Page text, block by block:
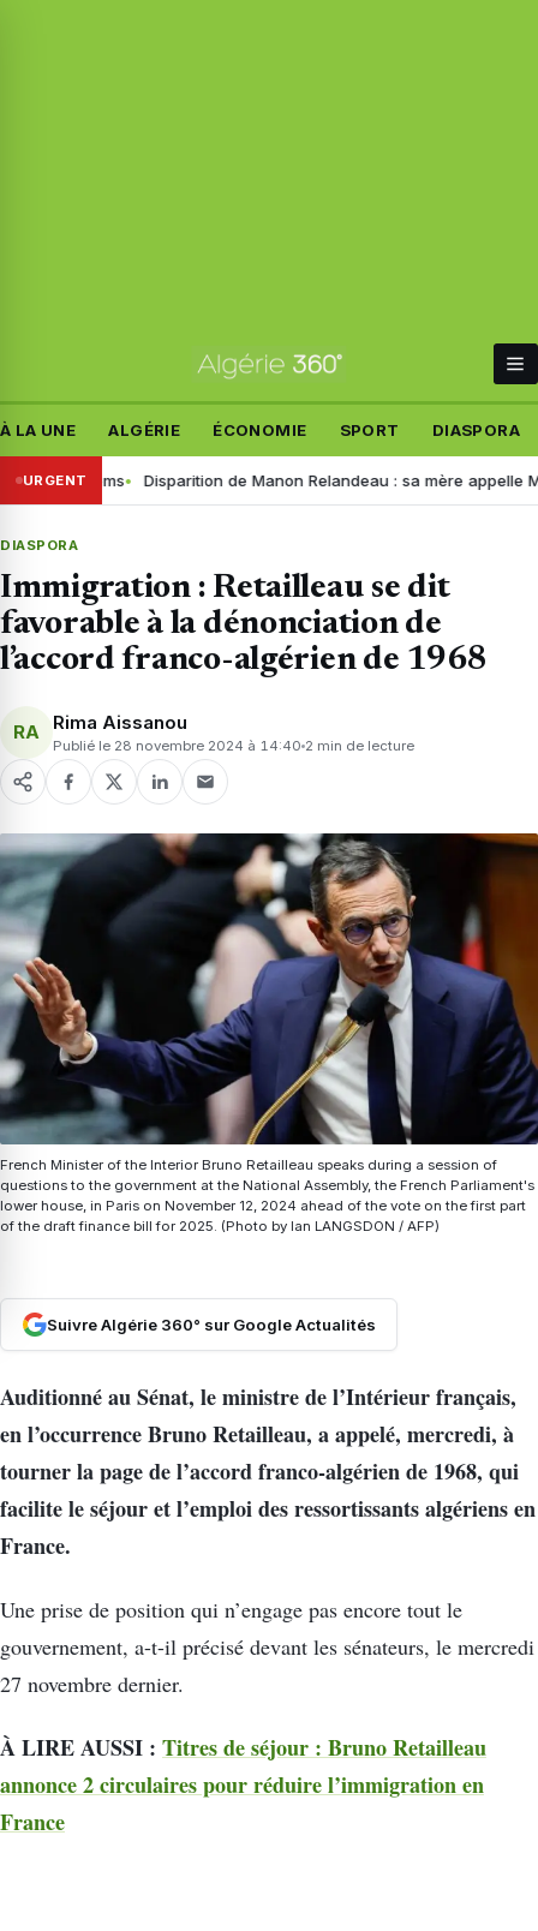
À LA UNE ALGÉRIE ÉCONOMIE SPORT DIASPORA
URGENT
noms Disparition de Manon Relandeau : sa mère appelle
DIASPORA
Immigration : Retailleau se dit
favorable à la dénonciation de
l’accord franco-algérien de 1968
RA Rima Aissanou
Publié le 28 novembre 2024 à 14:40 2 min de lecture
French Minister of the Interior Bruno Retailleau speaks during a session of
questions to the government at the National Assembly, the French Parliament's
lower house, in Paris on November 12, 2024 ahead of the vote on the first part
of the draft finance bill for 2025. (Photo by Ian LANGSDON / AFP)
Suivre Algérie 360° sur Google Actualités
Auditionné au Sénat, le ministre de l’Intérieur français,
en l’occurrence Bruno Retailleau, a appelé, mercredi, à
tourner la page de l’accord franco-algérien de 1968, qui
facilite le séjour et l’emploi des ressortissants algériens en
France.
Une prise de position qui n’engage pas encore tout le
gouvernement, a-t-il précisé devant les sénateurs, le mercredi
27 novembre dernier.
À LIRE AUSSI : Titres de séjour : Bruno Retailleau
annonce 2 circulaires pour réduire l’immigration en
France